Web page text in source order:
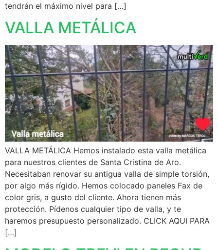
tendrán el máximo nivel para […]
VALLA METÁLICA
VALLA METÁLICA Hemos instalado esta valla metálica
para nuestros clientes de Santa Cristina de Aro.
Necesitaban renovar su antigua valla de simple torsión,
por algo más rígido. Hemos colocado paneles Fax de
color gris, a gusto del cliente. Ahora tienen más
protección. Pídenos cualquier tipo de valla, y te
haremos presupuesto personalizado. CLICK AQUI PARA
[…]